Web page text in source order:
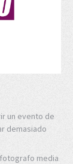
un evento de
demasiado
media